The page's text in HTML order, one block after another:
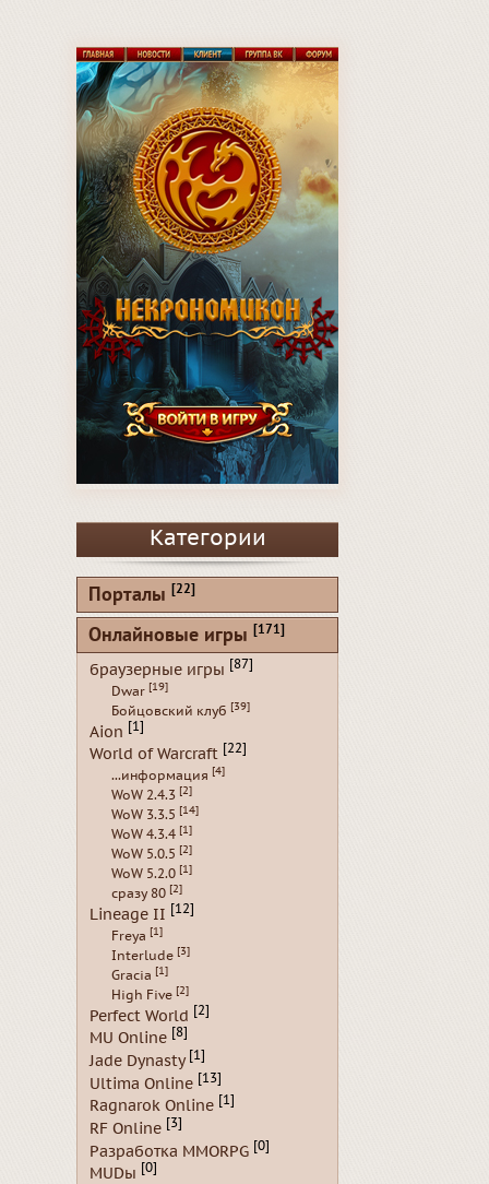
Категории
Порталы [22]
Онлайновые игры [171]
браузерные игры [87]
Dwar [19]
Бойцовский клуб [39]
Aion [1]
World of Warcraft [22]
...информация [4]
WoW 2.4.3 [2]
WoW 3.3.5 [14]
WoW 4.3.4 [1]
WoW 5.0.5 [2]
WoW 5.2.0 [1]
сразу 80 [2]
Lineage II [12]
Freya [1]
Interlude [3]
Gracia [1]
High Five [2]
Perfect World [2]
MU Online [8]
Jade Dynasty [1]
Ultima Online [13]
Ragnarok Online [1]
RF Online [3]
Разработка MMORPG [0]
MUDы [0]